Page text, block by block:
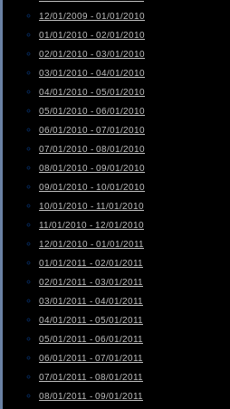
12/01/2009 - 01/01/2010
01/01/2010 - 02/01/2010
02/01/2010 - 03/01/2010
03/01/2010 - 04/01/2010
04/01/2010 - 05/01/2010
05/01/2010 - 06/01/2010
06/01/2010 - 07/01/2010
07/01/2010 - 08/01/2010
08/01/2010 - 09/01/2010
09/01/2010 - 10/01/2010
10/01/2010 - 11/01/2010
11/01/2010 - 12/01/2010
12/01/2010 - 01/01/2011
01/01/2011 - 02/01/2011
02/01/2011 - 03/01/2011
03/01/2011 - 04/01/2011
04/01/2011 - 05/01/2011
05/01/2011 - 06/01/2011
06/01/2011 - 07/01/2011
07/01/2011 - 08/01/2011
08/01/2011 - 09/01/2011